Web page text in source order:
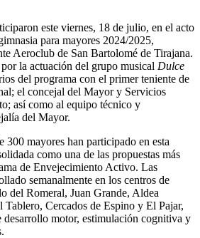
este viernes, 18 de julio, en el acto
para mayores 2024/2025,
Aeroclub de San Bartolomé de Tirajana.
la actuación del grupo musical Dulce
del programa con el primer teniente de
el concejal del Mayor y Servicios
así como al equipo técnico y
del Mayor.
300 mayores han participado en esta
como una de las propuestas más
de Envejecimiento Activo. Las
semanalmente en los centros de
del Romeral, Juan Grande, Aldea
Tablero, Cercados de Espino y El Pajar,
desarrollo motor, estimulación cognitiva y